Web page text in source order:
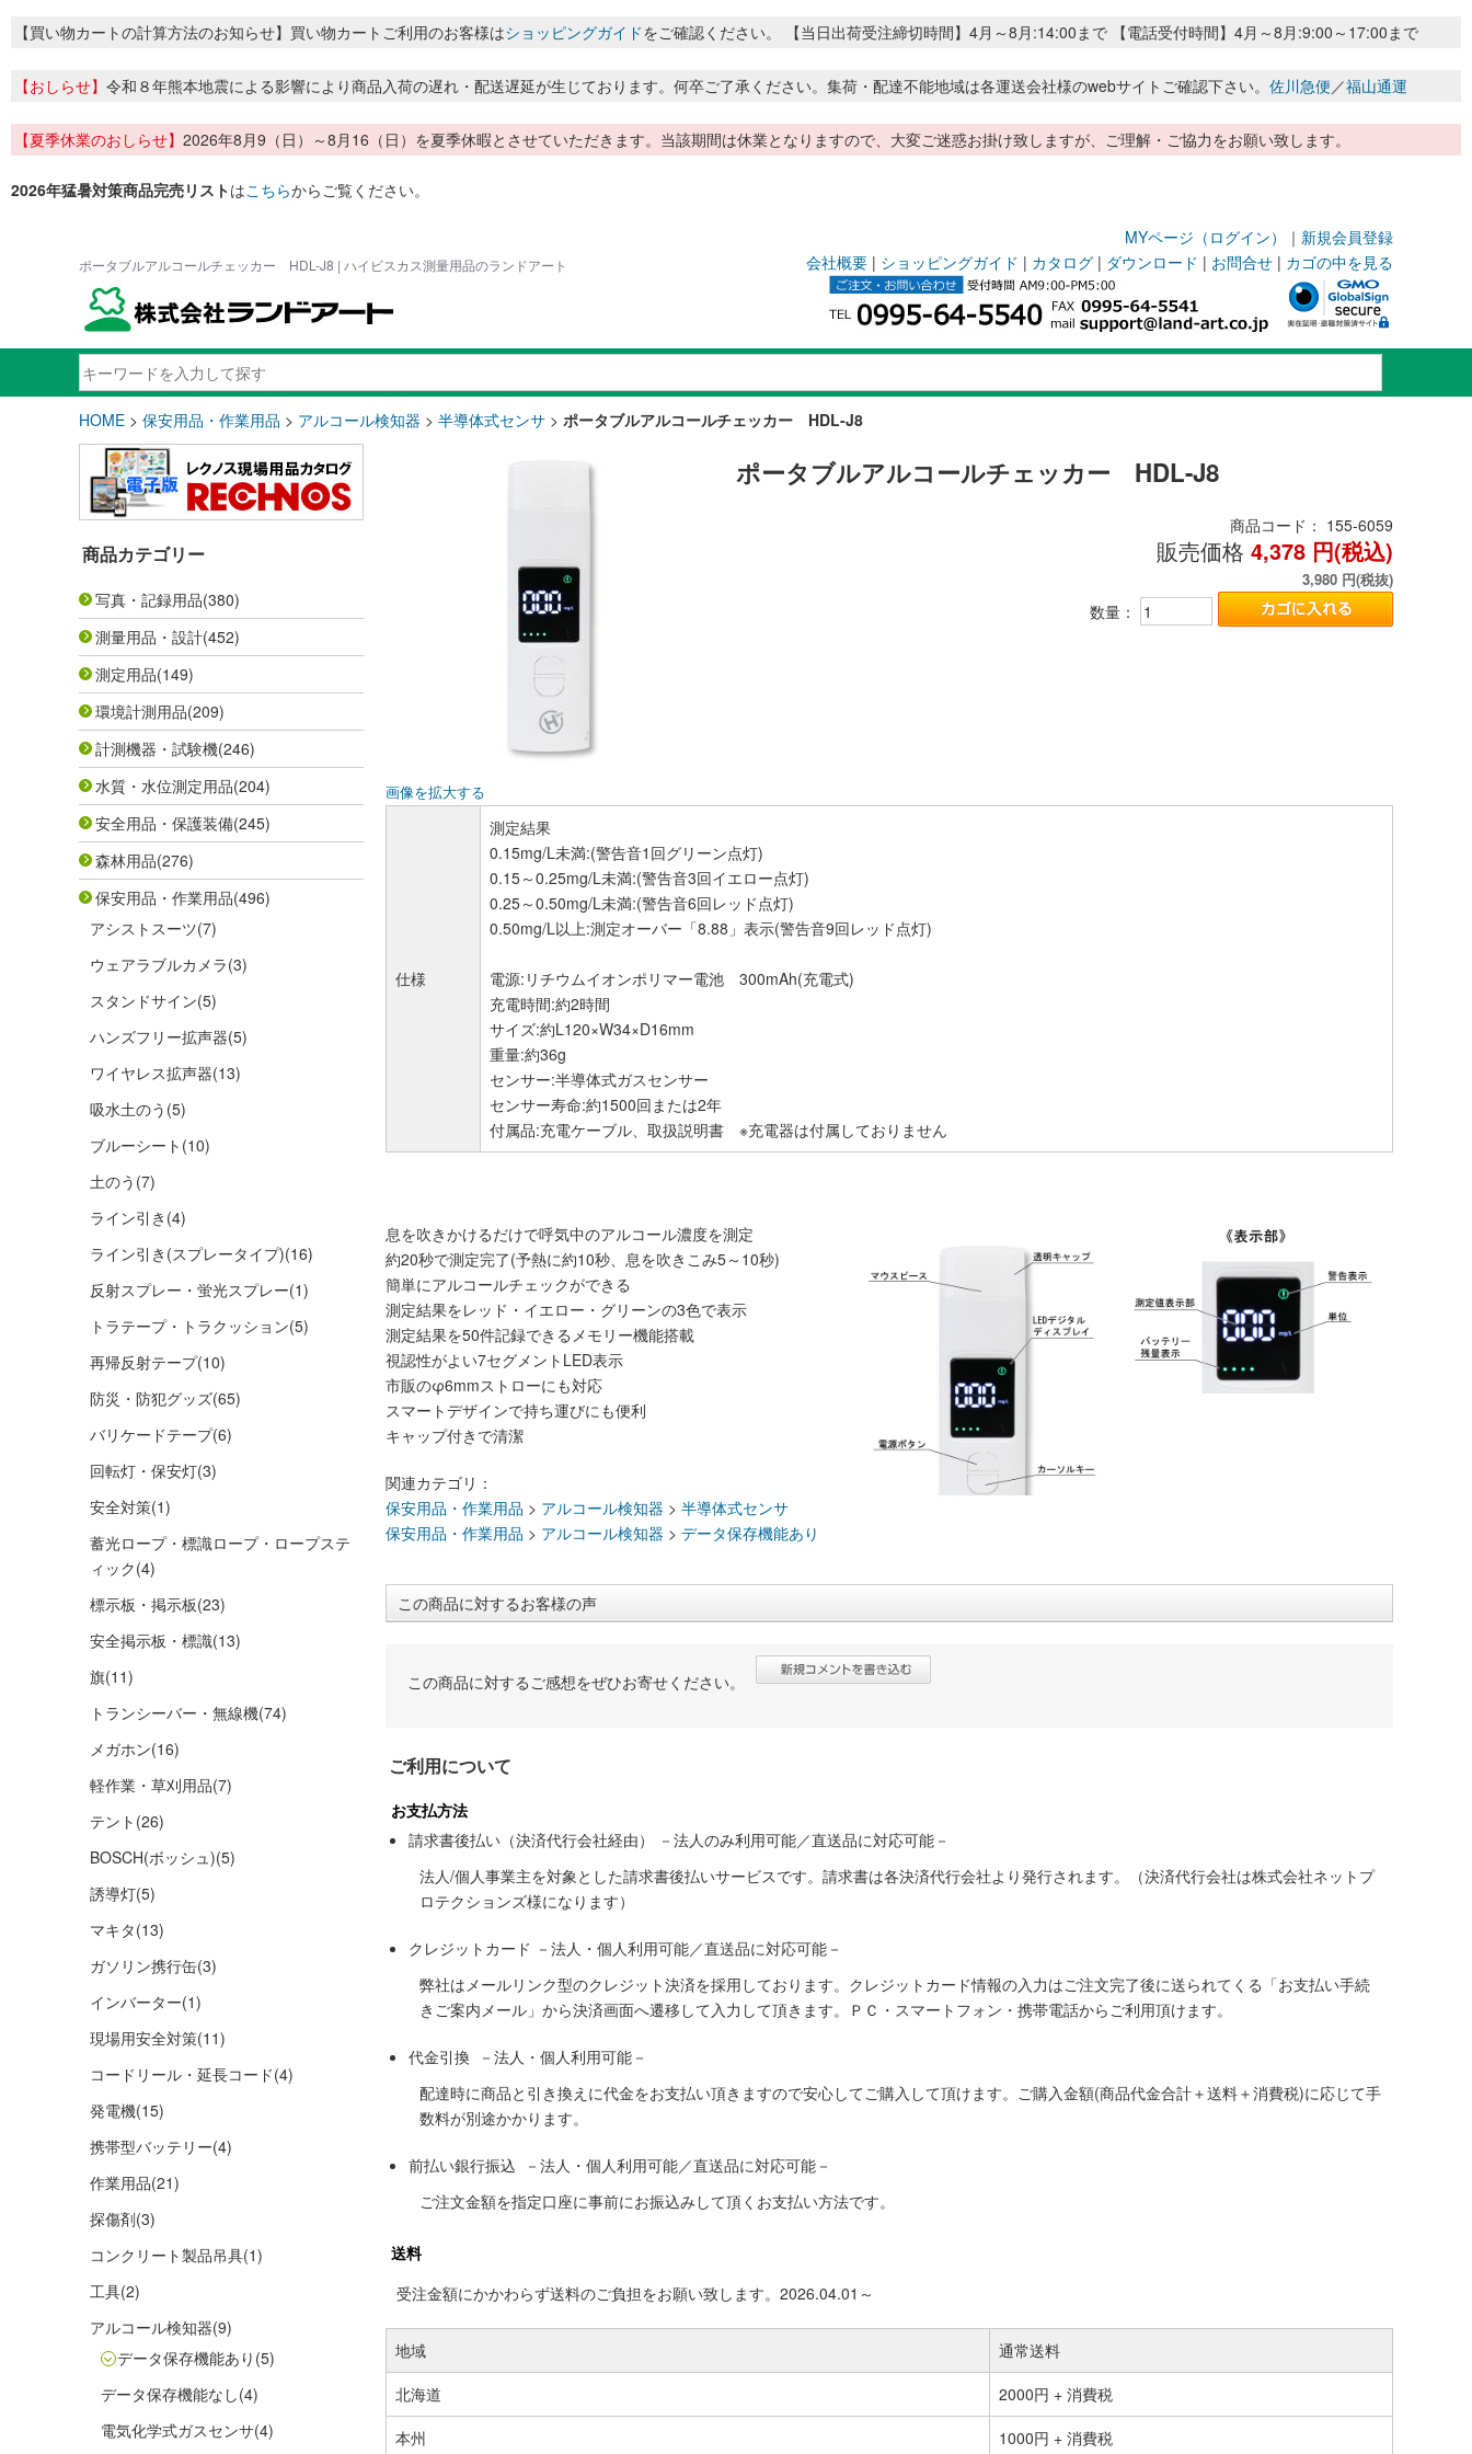
【買い物カートの計算方法のお知らせ】買い物カートご利用のお客様はショッピングガイドをご確認ください。 【当日出荷受注締切時間】4月～8月:14:00まで 【電話受付時間】4月～8月:9:00～17:00まで
【おしらせ】 令和８年熊本地震による影響により商品入荷の遅れ・配送遅延が生じております。何卒ご了承ください。集荷・配達不能地域は各運送会社様のwebサイトご確認下さい。 佐川急便／福山通運
【夏季休業のおしらせ】 2026年8月9（日）～8月16（日）を夏季休暇とさせていただきます。当該期間は休業となりますので、大変ご迷惑お掛け致しますが、ご理解・ご協力をお願い致します。
2026年猛暑対策商品完売リストはこちらからご覧ください。
MYページ（ログイン） ｜ 新規会員登録
ポータブルアルコールチェッカー HDL-J8 | ハイビスカス測量用品のランドアート 会社概要 | ショッピングガイド | カタログ | ダウンロード | お問合せ | カゴの中を見る
HOME > 保安用品・作業用品 > アルコール検知器 > 半導体式センサ > ポータブルアルコールチェッカー HDL-J8
商品カテゴリー
写真・記録用品(380)
測量用品・設計(452)
測定用品(149)
環境計測用品(209)
計測機器・試験機(246)
水質・水位測定用品(204)
安全用品・保護装備(245)
森林用品(276)
保安用品・作業用品(496)
アシストスーツ(7)
ウェアラブルカメラ(3)
スタンドサイン(5)
ハンズフリー拡声器(5)
ワイヤレス拡声器(13)
吸水土のう (5)
ブルーシート (10)
土のう (7)
ライン引き (4)
ライン引き(スプレータイプ)(16)
反射スプレー・蛍光スプレー(1)
トラテープ・トラクッション(5)
再帰反射テープ(10)
防災・防犯グッズ(65)
バリケードテープ(6)
回転灯・保安灯(3)
安全対策(1)
蓄光ロープ・標識ロープ・ロープステ
ィック(4)
標示板・掲示板(23)
安全掲示板・標識(13)
旗(11)
トランシーバー・無線機(74)
メガホン(16)
軽作業・草刈用品(7)
テント (26)
BOSCH(ボッシュ)(5)
誘導灯(5)
マキタ(13)
ガソリン携行缶(3)
インバーター(1)
現場用安全対策(11)
コードリール・延長コード(4)
発電機(15)
携帯型バッテリー(4)
作業用品(21)
探傷剤(3)
コンクリート製品吊具(1)
工具(2)
アルコール検知器(9)
データ保存機能あり (5)
データ保存機能なし(4)
電気化学式ガスセンサ(4)
画像を拡大する
ポータブルアルコールチェッカー HDL-J8
商品コード： 155-6059
販売価格 4,378 円(税込)
3,980 円(税抜)
数量：
仕様
測定結果
0.15mg/L未満:(警告音1回グリーン点灯)
0.15～0.25mg/L未満:(警告音3回イエロー点灯)
0.25～0.50mg/L未満:(警告音6回レッド点灯)
0.50mg/L以上:測定オーバー「8.88」表示(警告音9回レッド点灯)
電源:リチウムイオンポリマー電池 300mAh(充電式)
充電時間:約2時間
サイズ:約L120×W34×D16mm
重量:約36g
センサー:半導体式ガスセンサー
センサー寿命:約1500回または2年
付属品:充電ケーブル、取扱説明書 ※充電器は付属しておりません
息を吹きかけるだけで呼気中のアルコール濃度を測定
約20秒で測定完了(予熱に約10秒、息を吹きこみ5～10秒)
簡単にアルコールチェックができる
測定結果をレッド・イエロー・グリーンの3色で表示
測定結果を50件記録できるメモリー機能搭載
視認性がよい7セグメントLED表示
市販のφ6mmストローにも対応
スマートデザインで持ち運びにも便利
キャップ付きで清潔
関連カテゴリ：
保安用品・作業用品 > アルコール検知器 > 半導体式センサ
保安用品・作業用品 > アルコール検知器 > データ保存機能あり
この商品に対するお客様の声
この商品に対するご感想をぜひお寄せください。
ご利用について
お支払方法
請求書後払い（決済代行会社経由） －法人のみ利用可能／直送品に対応可能－
法人/個人事業主を対象とした請求書後払いサービスです。請求書は各決済代行会社より発行されます。（決済代行会社は株式会社ネットプ
ロテクションズ様になります）
クレジットカード －法人・個人利用可能／直送品に対応可能－
弊社はメールリンク型のクレジット決済を採用しております。クレジットカード情報の入力はご注文完了後に送られてくる「お支払い手続
きご案内メール」から決済画面へ遷移して入力して頂きます。ＰＣ・スマートフォン・携帯電話からご利用頂けます。
代金引換 －法人・個人利用可能－
配達時に商品と引き換えに代金をお支払い頂きますので安心してご購入して頂けます。ご購入金額(商品代金合計＋送料＋消費税)に応じて手
数料が別途かかります。
前払い銀行振込 －法人・個人利用可能／直送品に対応可能－
ご注文金額を指定口座に事前にお振込みして頂くお支払い方法です。
送料
受注金額にかかわらず送料のご負担をお願い致します。2026.04.01～
地域
通常送料
北海道
2000円 + 消費税
本州
1000円 + 消費税